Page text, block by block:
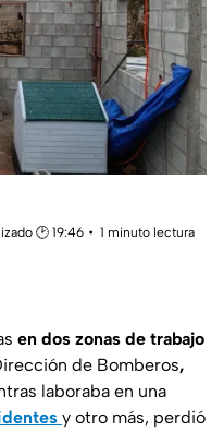
🕑 19:46
1 minuto lectura
en dos zonas de trabajo
de Bomberos,
laboraba en una
y otro más, perdió